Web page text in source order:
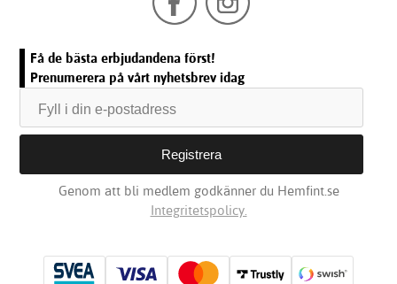
Få de bästa erbjudandena först!
Prenumerera på vårt nyhetsbrev idag
Genom att bli medlem godkänner du Hemfint.se
Integritetspolicy.